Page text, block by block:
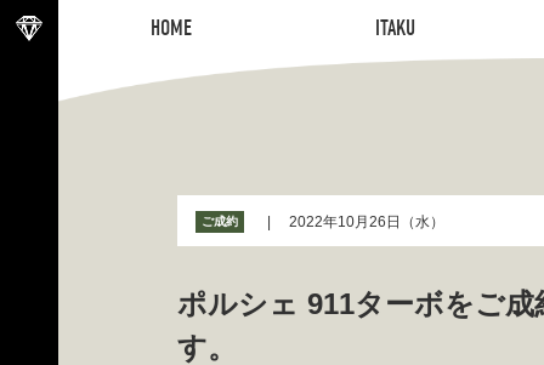
HOME
HOME
ITAKU
ご成約 2022年10月26日（水）
ポルシェ 911ターボをご
す。